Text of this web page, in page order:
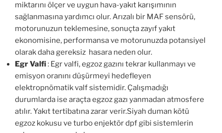
miktarını ölçer ve uygun hava-yakıt karışımının
sağlanmasına yardımcı olur. Arızalı bir MAF sensörü,
motorunuzun teklemesine, sonuçta zayıf yakıt
ekonomisine, performansa ve motorunuzda potansiyel
olarak daha gereksiz hasara neden olur.
Egr Valfi: Egr valfi, egzoz gazını tekrar kullanmayı ve
emisyon oranını düşürmeyi hedefleyen
elektropnömatik valf sistemidir. Çalışmadığı
durumlarda ise araçta egzoz gazı yanmadan atmosfere
atılır. Yakıt tertibatına zarar verir.Siyah duman kötü
egzoz kokusu ve turbo enjektör dpf gibi sistemlerin